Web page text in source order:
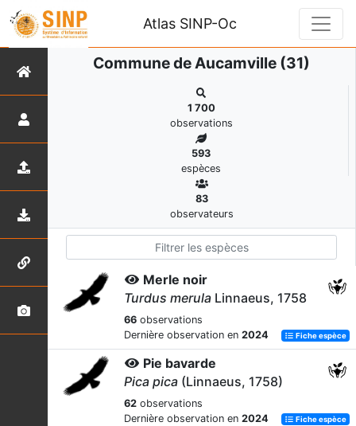
Atlas SINP-Oc
Commune de Aucamville (31)
1 700
observations
593
espèces
83
observateurs
Merle noir
Turdus merula Linnaeus, 1758
66 observations
Dernière observation en 2024 Fiche espèce
Pie bavarde
Pica pica (Linnaeus, 1758)
62 observations
Dernière observation en 2024 Fiche espèce